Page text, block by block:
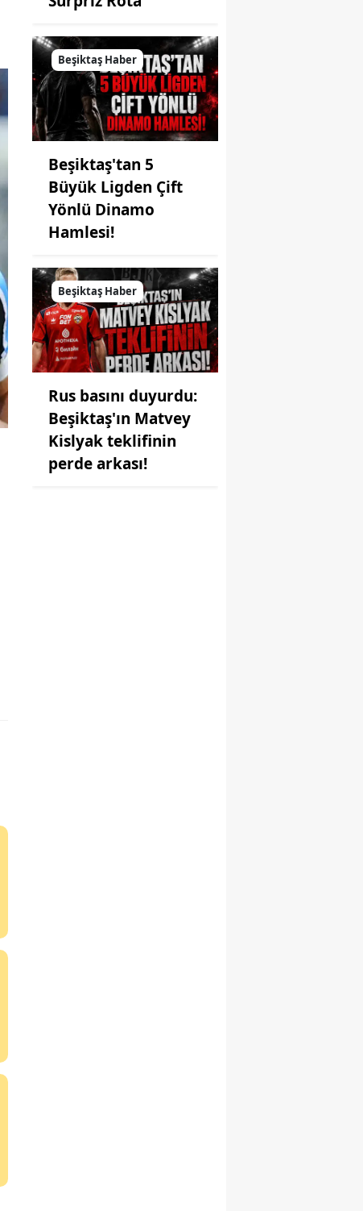
Beşiktaş Haber
Beşiktaş'tan 5
Büyük Ligden Çift
Yönlü Dinamo
Hamlesi!
Beşiktaş Haber
Rus basını duyurdu:
Beşiktaş'ın Matvey
Kislyak teklifinin
perde arkası!